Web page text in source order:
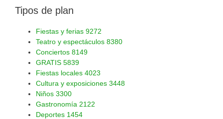
Tipos de plan
Fiestas y ferias 9272
Teatro y espectáculos 8380
Conciertos 8149
GRATIS 5839
Fiestas locales 4023
Cultura y exposiciones 3448
Niños 3300
Gastronomía 2122
Deportes 1454